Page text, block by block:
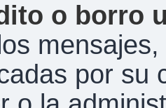
o borro
por su